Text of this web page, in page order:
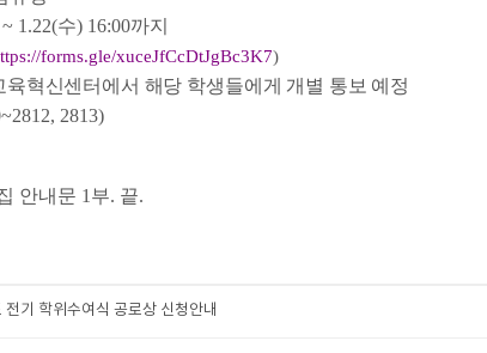
1.22(수) 16:00까지
forms.gle/xuceJfCcDtJgBc3K7)
혁신센터에서 해당 학생들에게 개별 통보 예정
2813)
안내문 1부. 끝.
기 학위수여식 공로상 신청안내